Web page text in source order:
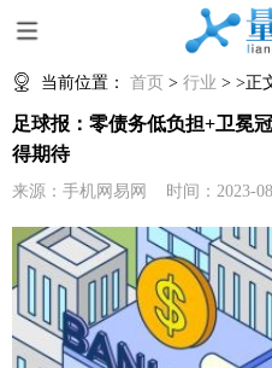
当前位置： 首页 > 行业 > >正
足球报：零债务低负担+卫冕
得期待
来源：手机网易网 时间：2023-